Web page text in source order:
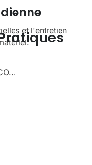
et l'entretien